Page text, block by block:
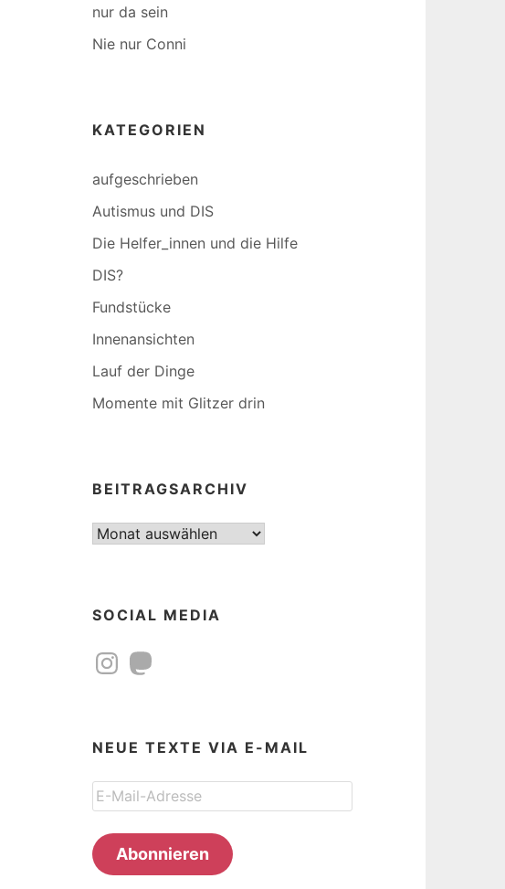
nur da sein
Nie nur Conni
KATEGORIEN
aufgeschrieben
Autismus und DIS
Die Helfer_innen und die Hilfe
DIS?
Fundstücke
Innenansichten
Lauf der Dinge
Momente mit Glitzer drin
BEITRAGSARCHIV
Beitragsarchiv
SOCIAL MEDIA
InstagramMastodon
NEUE TEXTE VIA E-MAIL
E-
Mail-
Adresse
Abonnieren